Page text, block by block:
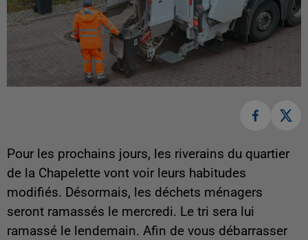
Pour les prochains jours, les riverains du quartier
de la Chapelette vont voir leurs habitudes
modifiés. Désormais, les déchets ménagers
seront ramassés le mercredi. Le tri sera lui
ramassé le lendemain. Afin de vous débarrasser